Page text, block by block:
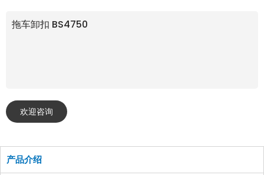
拖车卸扣 BS4750
欢迎咨询
产品介绍